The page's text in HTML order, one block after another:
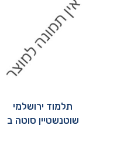
תלמוד ירושלמי
שוטנשטיין סוטה ב